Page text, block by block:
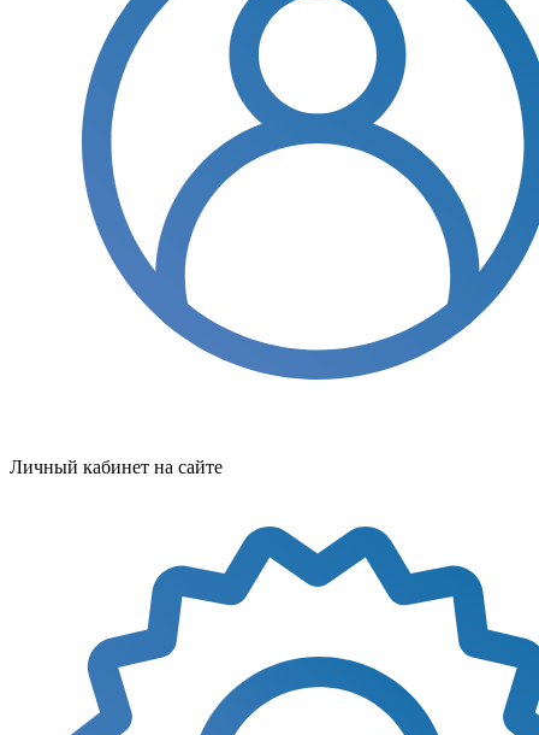
Личный кабинет на сайте